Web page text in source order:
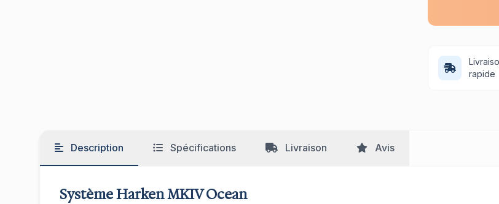
rapide
Description Spécifications Livraison Avis
Système Harken MKIV Ocean